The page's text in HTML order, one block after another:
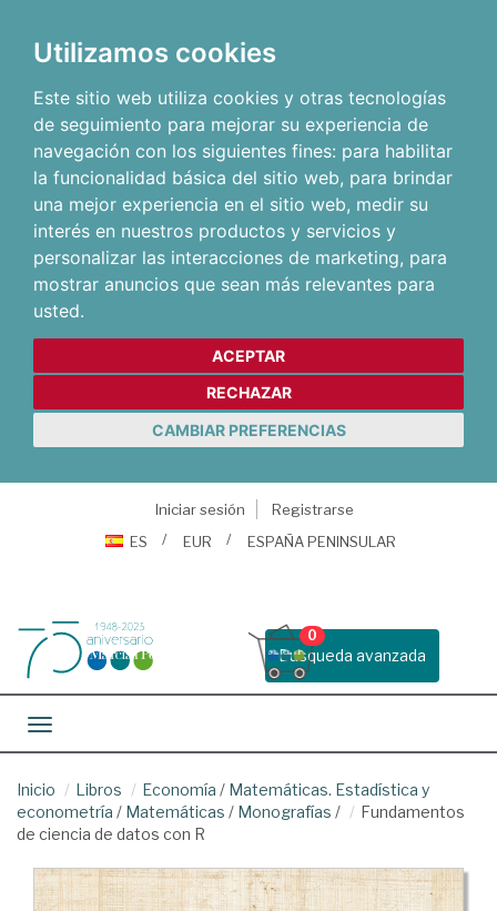
Utilizamos cookies
Este sitio web utiliza cookies y otras tecnologías
de seguimiento para mejorar su experiencia de
navegación con los siguientes fines: para habilitar
la funcionalidad básica del sitio web, para brindar
una mejor experiencia en el sitio web, medir su
interés en nuestros productos y servicios y
personalizar las interacciones de marketing, para
mostrar anuncios que sean más relevantes para
usted.
ACEPTAR
RECHAZAR
CAMBIAR PREFERENCIAS
Iniciar sesión
Registrarse
ES
EUR ESPAÑA PENINSULAR
Busqueda avanzada
0
Toggle navigation
Inicio Libros Economía / Matemáticas. Estadística y
econometría / Matemáticas / Monografías /
Fundamentos
de ciencia de datos con R